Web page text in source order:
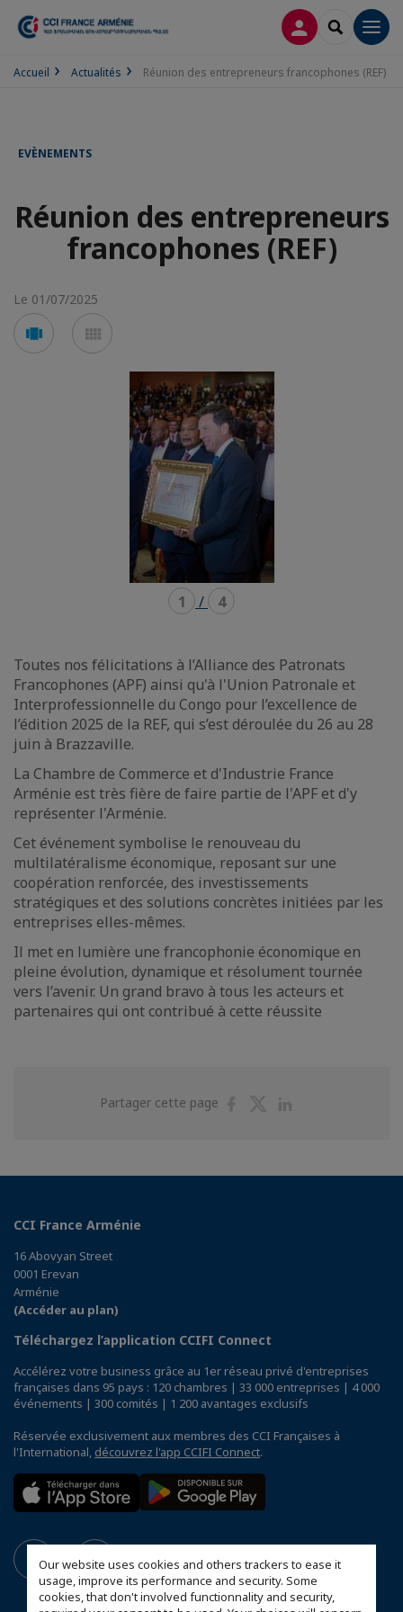
Our website uses cookies and others trackers to ease it
usage, improve its performance and security. Some
cookies, that don't involved functionnality and security,
CONNEXION
Accueil Actualités Réunion des entrepreneurs francophones (REF)
EVÈNEMENTS
Réunion des entrepreneurs
francophones (REF)
Le 01/07/2025
Voir
en
en
mosaïque
1 / 4
Toutes nos félicitations à l’Alliance des Patronats
Francophones (APF) ainsi qu'à l'Union Patronale et
Interprofessionnelle du Congo pour l’excellence de
l’édition 2025 de la REF, qui s’est déroulée du 26 au 28
juin à Brazzaville.
La Chambre de Commerce et d'Industrie France
Arménie est très fière de faire partie de l'APF et d'y
représenter l'Arménie.
Cet événement symbolise le renouveau du
multilatéralisme économique, reposant sur une
coopération renforcée, des investissements
stratégiques et des solutions concrètes initiées par les
entreprises elles-mêmes.
Il met en lumière une francophonie économique en
pleine évolution, dynamique et résolument tournée
vers l’avenir. Un grand bravo à tous les acteurs et
partenaires qui ont contribué à cette réussite
Partager cette page
PartagerPartager
CCI France Arménie
16 Abovyan Street
0001 Erevan
Arménie
(Accéder au plan)
Téléchargez l’application CCIFI Connect
Accélérez votre business grâce au 1er réseau privé d'entreprises
françaises dans 95 pays : 120 chambres | 33 000 entreprises | 4 000
événements | 300 comités | 1 200 avantages exclusifs
Réservée exclusivement aux membres des CCI Françaises à
l'International, découvrez l'app CCIFI Connect.